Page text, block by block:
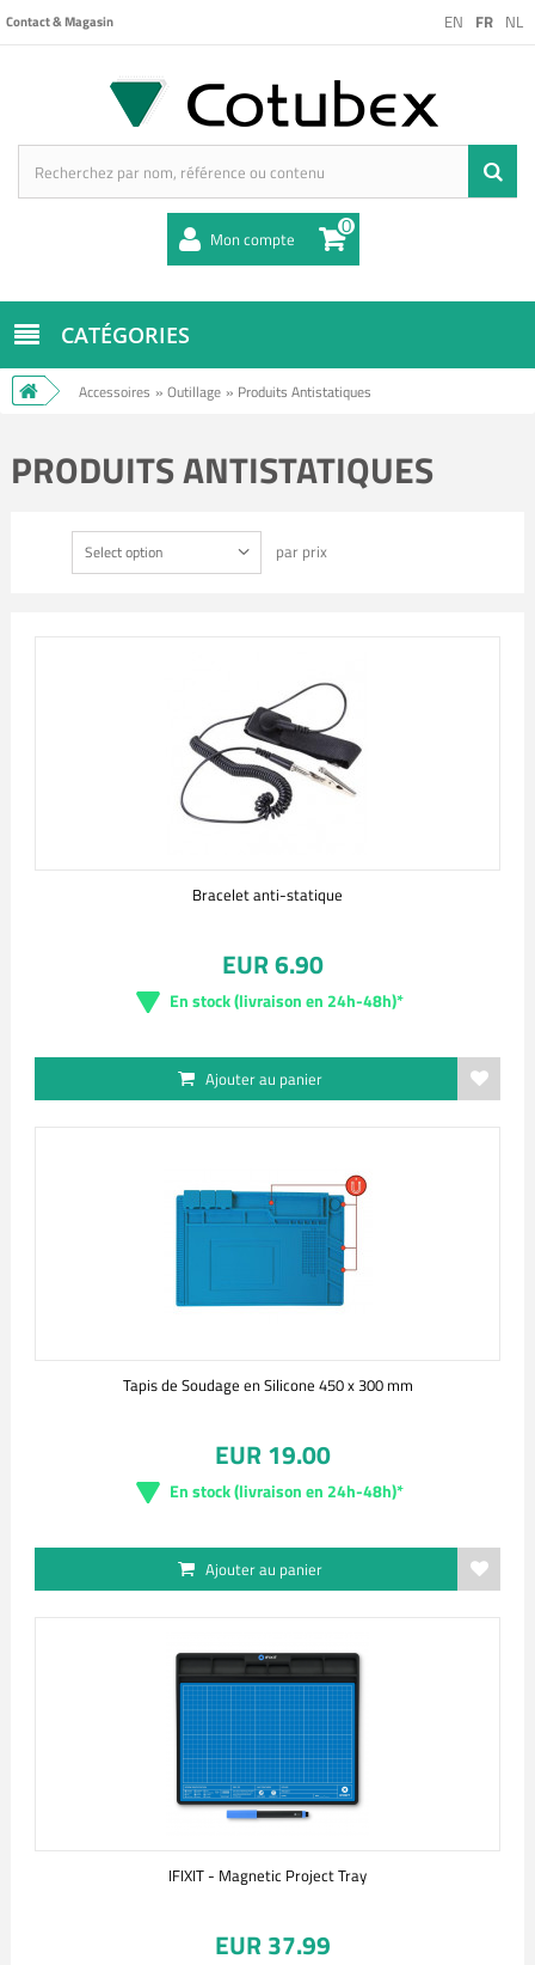
EN FR NL
Contact & Magasin
Mon compte 0
CATÉGORIES
Accessoires » Outillage » Produits Antistatiques
PRODUITS ANTISTATIQUES
Select option par prix
Bracelet anti-statique
EUR 6.90
En stock (livraison en 24h-48h)*
Ajouter au panier
Tapis de Soudage en Silicone 450 x 300 mm
EUR 19.00
En stock (livraison en 24h-48h)*
Ajouter au panier
IFIXIT - Magnetic Project Tray
EUR 37.99